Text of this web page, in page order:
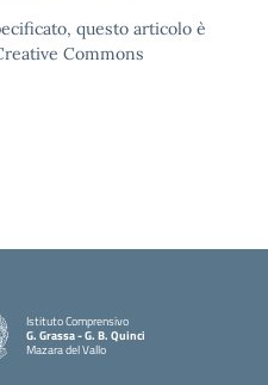
questo articolo è
Commons
Istituto Comprensivo
G. Grassa - G. B. Quinci
Mazara del Vallo